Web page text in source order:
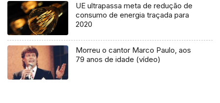
UE ultrapassa meta de redução de
consumo de energia traçada para
2020
Morreu o cantor Marco Paulo, aos
79 anos de idade (vídeo)